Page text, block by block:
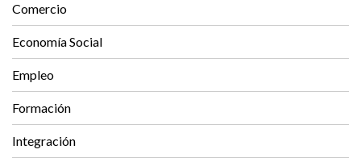
Comercio
Economía Social
Empleo
Formación
Integración